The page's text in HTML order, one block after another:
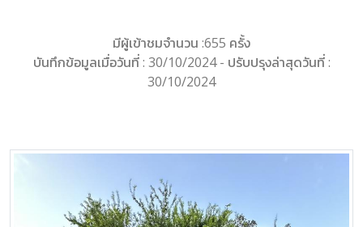
มีผู้เข้าชมจำนวน :655 ครั้ง
บันทึกข้อมูลเมื่อวันที่ : 30/10/2024 - ปรับปรุงล่าสุดวันที่ :
30/10/2024